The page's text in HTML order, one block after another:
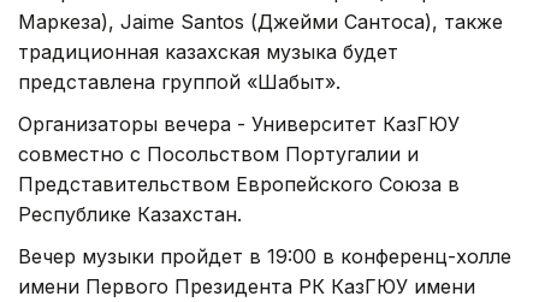
Маркеза), Jaime Santos (Джейми Сантоса), также
традиционная казахская музыка будет
представлена группой «Шабыт».
Организаторы вечера - Университет КазГЮУ
совместно с Посольством Португалии и
Представительством Европейского Союза в
Республике Казахстан.
Вечер музыки пройдет в 19:00 в конференц-холле
имени Первого Президента РК КазГЮУ имени